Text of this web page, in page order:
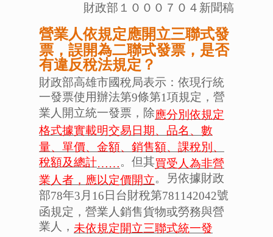
財政部１０００７０４新聞稿
營業人依規定應開立三聯式發
票，誤開為二聯式發票，是否
有違反稅法規定？
財政部高雄市國稅局表示：依現行統
一發票使用辦法第9條第1項規定，營
業人開立統一發票，除應分別依規定
格式據實載明交易日期、品名、數
量、單價、金額、銷售額、課稅別、
稅額及總計……。但其買受人為非營
業人者，應以定價開立。另依據財政
部78年3 月 16日台財稅第781142042號
函規定，營業人銷售貨物或勞務與營
業人， 未依規定開立三聯式統一發